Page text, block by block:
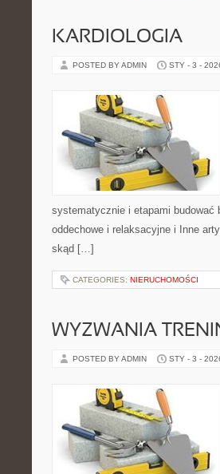
KARDIOLOGIA
POSTED BY ADMIN STY - 3 -
systematycznie i etapami budować
oddechowe i relaksacyjne i Inne
skąd […]
CATEGORIES: NIERUCHOMOŚCI
WYZWANIA
POSTED BY ADMIN STY - 3 -